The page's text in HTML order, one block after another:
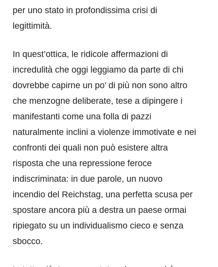
per uno stato in profondissima crisi di
legittimità.
In quest’ottica, le ridicole affermazioni di
incredulità che oggi leggiamo da parte di chi
dovrebbe capirne un po’ di più non sono altro
che menzogne deliberate, tese a dipingere i
manifestanti come una folla di pazzi
naturalmente inclini a violenze immotivate e nei
confronti dei quali non può esistere altra
risposta che una repressione feroce
indiscriminata: in due parole, un nuovo
incendio del Reichstag, una perfetta scusa per
spostare ancora più a destra un paese ormai
ripiegato su un individualismo cieco e senza
sbocco.